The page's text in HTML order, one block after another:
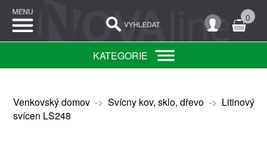
0
KATEGORIE
Venkovský domov-> Svícny kov, sklo, dřevo-> Litinový
svícen LS248